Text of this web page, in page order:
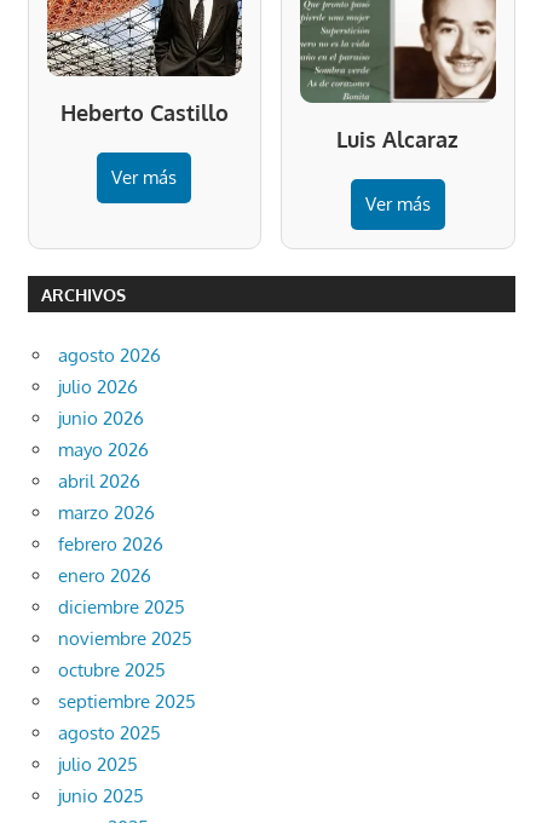
Heberto Castillo
Ver más
Luis Alcaraz
Ver más
ARCHIVOS
agosto 2026
julio 2026
junio 2026
mayo 2026
abril 2026
marzo 2026
febrero 2026
enero 2026
diciembre 2025
noviembre 2025
octubre 2025
septiembre 2025
agosto 2025
julio 2025
junio 2025